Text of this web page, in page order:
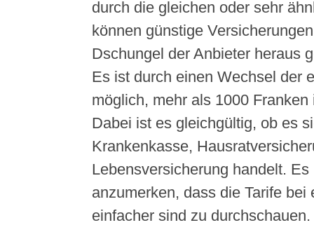
durch die gleichen oder sehr
können günstige
Dschungel der Anbieter heraus
Es ist durch einen Wechsel der
möglich, mehr als 1000
Dabei ist es gleichgültig, ob es
Krankenkasse,
Lebensversicherung handelt. Es
anzumerken, dass die Tarife bei
einfacher sind zu